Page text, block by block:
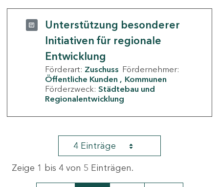
Unterstützung besonderer
Initiativen für regionale
Entwicklung
Förderart: Zuschuss Fördernehmer:
Öffentliche Kunden
Kommunen
Förderzweck: Städtebau und
Regionalentwicklung
4 Einträge
Zeige 1 bis 4 von 5 Einträgen.